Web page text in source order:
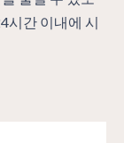
시간 이내에 시